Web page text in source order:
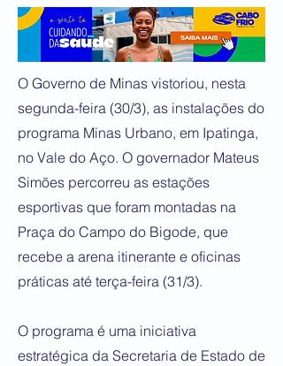
O Governo de Minas vistoriou, nesta
segunda-feira (30/3), as instalações do
programa Minas Urbano, em Ipatinga,
no Vale do Aço. O governador Mateus
Simões percorreu as estações
esportivas que foram montadas na
Praça do Campo do Bigode, que
recebe a arena itinerante e oficinas
práticas até terça-feira (31/3).
O programa é uma iniciativa
estratégica da Secretaria de Estado de